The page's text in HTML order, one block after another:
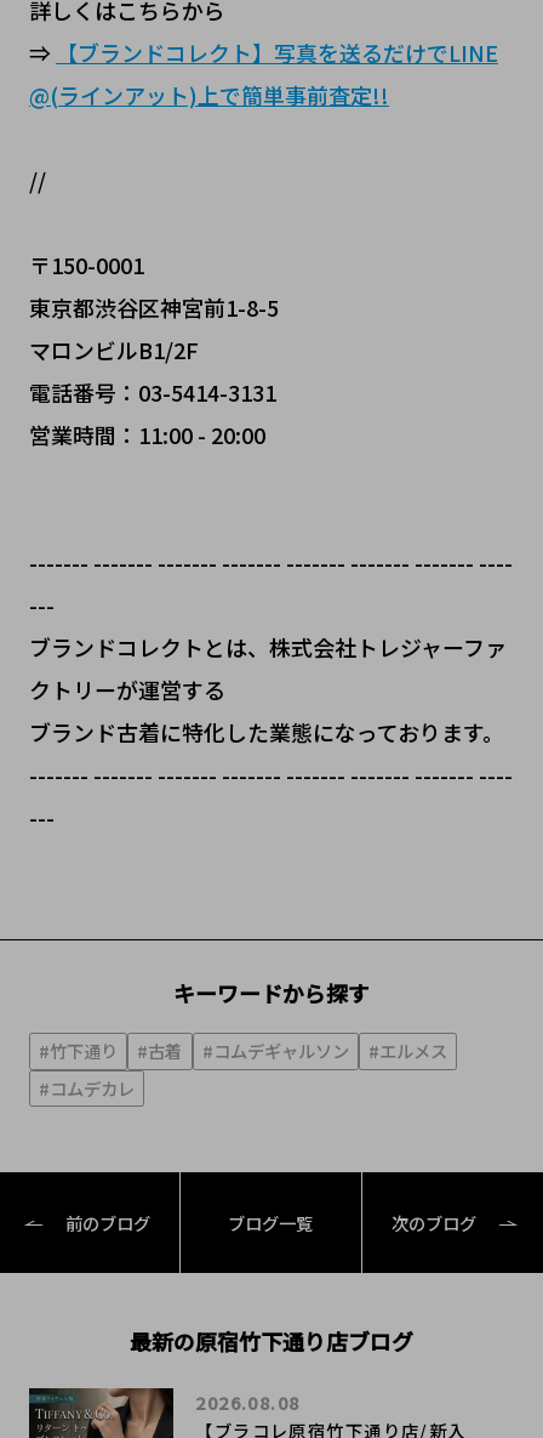
詳しくはこちらから
⇒
【ブランドコレクト】写真を送るだけでLINE
@(ラインアット)上で簡単事前査定!!
//
〒150-0001
東京都渋谷区神宮前1-8-5
マロンビルB1/2F
電話番号：03-5414-3131
営業時間：11:00 - 20:00
------- ------- ------- ------- ------- ------- ------- ----
---
ブランドコレクトとは、株式会社トレジャーファ
クトリーが運営する
ブランド古着に特化した業態になっております。
------- ------- ------- ------- ------- ------- ------- ----
---
キーワードから探す
#竹下通り #古着 #コムデギャルソン
#エルメス
#コムデカレ
前のブログ ブログ一覧 次のブログ
最新の原宿竹下通り店ブログ
【ブラコレ原宿竹下通り店/新入
2026.08.08